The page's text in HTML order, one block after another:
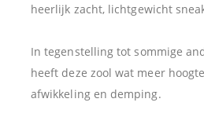
heerlijk zacht, lichtgewicht
In tegenstelling tot sommige
heeft deze zool wat meer
afwikkeling en demping.